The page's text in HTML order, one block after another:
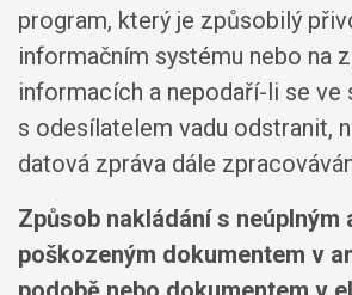
program, který je způsobilý
informačním systému nebo na
informacích a nepodaří-li se ve
s odesílatelem vadu odstranit,
datová zpráva dále
Způsob nakládání s neúplným
poškozeným dokumentem v